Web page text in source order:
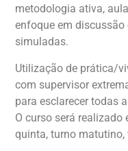
metodologia ativa,
enfoque em
simuladas.
Utilização de prática/
com supervisor
para esclarecer todas
O curso será
quinta, turno matutino,